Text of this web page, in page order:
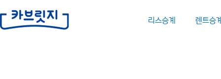
리스승계 렌트승